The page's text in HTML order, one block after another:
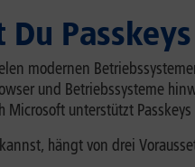
Du
modernen
und Betriebssysteme
Microsoft unterstützt
hängt von drei